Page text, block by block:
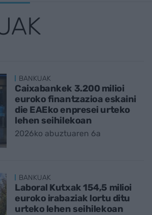
BANKUAK
Caixabankek 3.200 milioi
euroko finantzazioa eskaini
die EAEko enpresei urteko
lehen seihilekoan
2026ko abuztuaren 6a
BANKUAK
Laboral Kutxak 154,5 milioi
euroko irabaziak lortu ditu
urteko lehen seihilekoan